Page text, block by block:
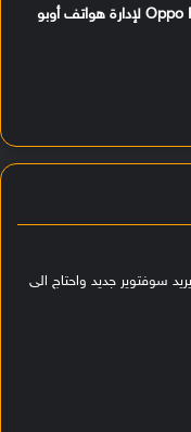
تحميل برنامج Oppo PC Suite لإدارة هواتف أوبو
سوفتوير جديد واحتاج الى